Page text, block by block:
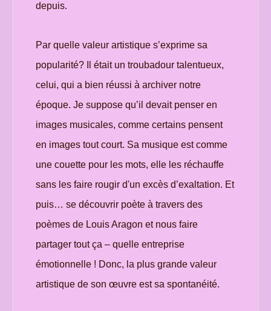
depuis.
Par quelle valeur artistique s’exprime sa
popularité? Il était un troubadour talentueux,
celui, qui a bien réussi à archiver notre
époque. Je suppose qu’il devait penser en
images musicales, comme certains pensent
en images tout court. Sa musique est comme
une couette pour les mots, elle les réchauffe
sans les faire rougir d'un excès d’exaltation. Et
puis… se découvrir poète à travers des
poèmes de Louis Aragon et nous faire
partager tout ça – quelle entreprise
émotionnelle ! Donc, la plus grande valeur
artistique de son œuvre est sa spontanéité.